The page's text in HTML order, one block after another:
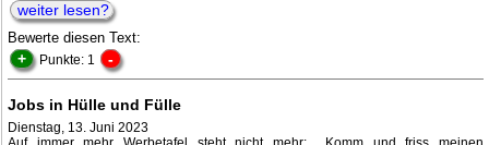
weiter lesen?
Bewerte diesen Text:
+ Punkte: 1 -
Jobs in Hülle und Fülle
Dienstag, 13. Juni 2023